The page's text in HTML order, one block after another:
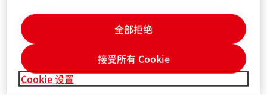
紧急救助
Cookie 设置
全部拒绝
接受所有 Cookie